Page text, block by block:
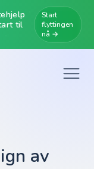
til
Start
flyttingen
nå →
av